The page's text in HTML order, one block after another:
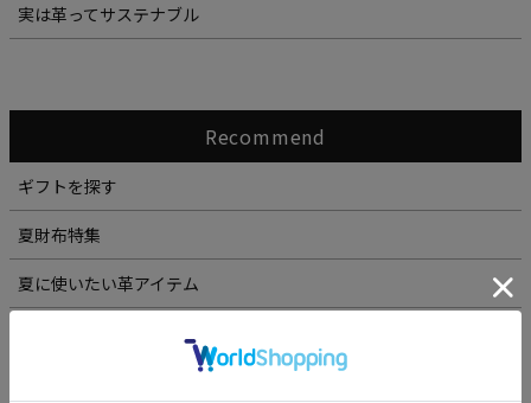
実は革ってサステナブル
Recommend
ギフトを探す
夏財布特集
夏に使いたい革アイテム
敬老の日・長寿祝いギフト特集